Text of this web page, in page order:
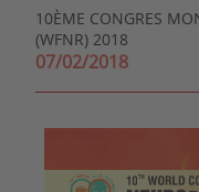
10ÈME CONGRES
(WFNR) 2018
07/02/2018